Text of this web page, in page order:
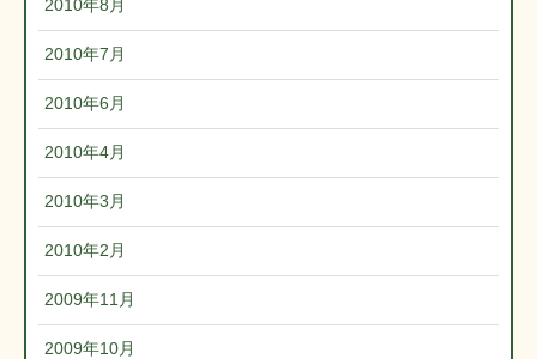
2010年8月
2010年7月
2010年6月
2010年4月
2010年3月
2010年2月
2009年11月
2009年10月